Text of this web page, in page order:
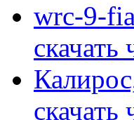
wrc-9-
скачать
скачать